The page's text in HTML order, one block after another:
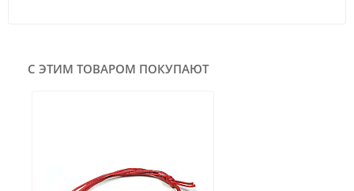
С ЭТИМ ТОВАРОМ ПОКУПАЮТ